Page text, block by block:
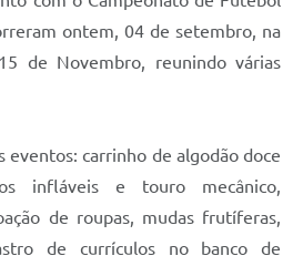
ontem, 04 de setembro, na
de Novembro, reunindo várias
eventos: carrinho de algodão doce
infláveis e touro mecânico,
de roupas, mudas frutíferas,
de currículos no banco de